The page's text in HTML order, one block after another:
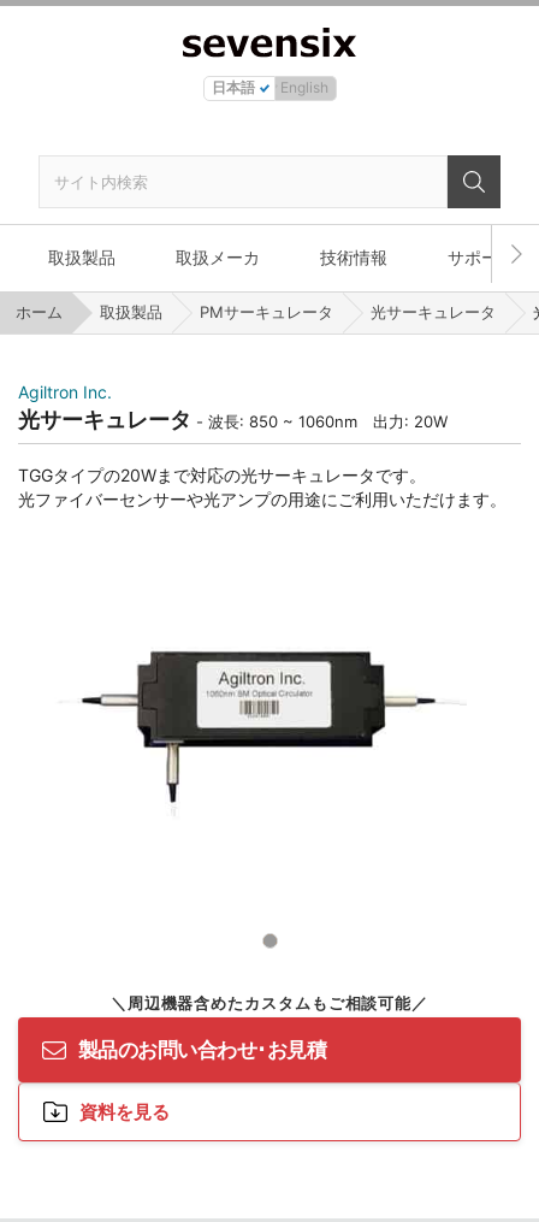
日本語 English
取扱製品 取扱メーカ 技術情報 サポート
ホーム 取扱製品 PMサーキュレータ 光サーキュレータ
光サーキュレータ 波長: 850 ~ 1060nm 出力: 20W
Agiltron Inc.
TGGタイプの20Wまで対応の光サーキュレータです。
光ファイバーセンサーや光アンプの用途にご利用いただけます。
製品のお問い合わせ･お見積
資料を見る